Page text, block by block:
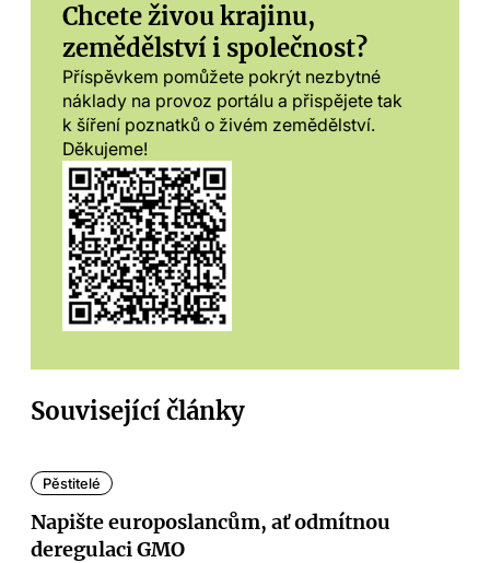
Chcete živou krajinu,
zemědělství i společnost?
Příspěvkem pomůžete pokrýt nezbytné
náklady na provoz portálu a přispějete tak
k šíření poznatků o živém zemědělství.
Děkujeme!
Související články
Pěstitelé
Napište europoslancům, ať odmítnou
deregulaci GMO